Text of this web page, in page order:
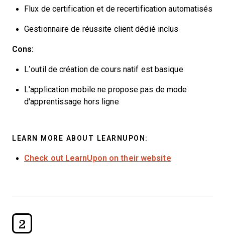
Flux de certification et de recertification automatisés
Gestionnaire de réussite client dédié inclus
Cons:
L’outil de création de cours natif est basique
L'application mobile ne propose pas de mode
d'apprentissage hors ligne
LEARN MORE ABOUT LEARNUPON:
Check out LearnUpon on their website
2